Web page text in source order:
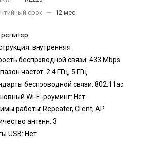
срок
— 12 мес.
репитер
внутренняя
беспроводной связи: 433 Mbps
частот: 2.4 ГГц, 5 ГГц
беспроводной связи: 802.11ac
Wi-Fi-роуминг: Нет
работы: Repeater, Client, AP
антенн: 3
USB: Нет